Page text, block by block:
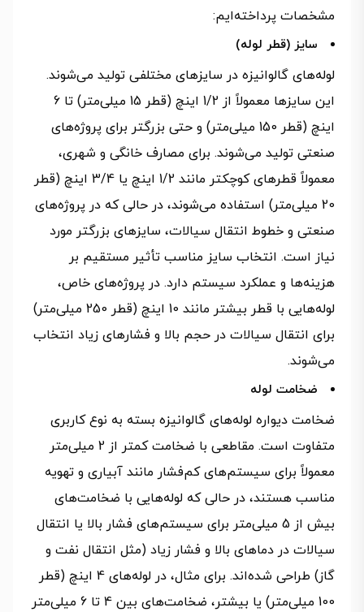
مشخصات پرداخته‌ایم:
سایز (قطر لوله)
لوله‌های گالوانیزه در سایزهای مختلفی تولید می‌شوند.
این سایزها معمولاً از 1/2 اینچ (قطر 15 میلی‌متر) تا 6
اینچ (قطر 150 میلی‌متر) و حتی بزرگتر برای پروژه‌های
صنعتی تولید می‌شوند. برای مصارف خانگی و شهری،
معمولاً قطرهای کوچکتر مانند 1/2 اینچ یا 3/4 اینچ (قطر
20 میلی‌متر) استفاده می‌شوند، در حالی که در پروژه‌های
صنعتی و خطوط انتقال سیالات، سایزهای بزرگتر مورد
نیاز است. انتخاب سایز مناسب تأثیر مستقیم بر
هزینه‌ها و عملکرد سیستم دارد. در پروژه‌های خاص،
لوله‌هایی با قطر بیشتر مانند 10 اینچ (قطر 250 میلی‌متر)
برای انتقال سیالات در حجم بالا و فشارهای زیاد انتخاب
می‌شوند.
ضخامت لوله
ضخامت دیواره لوله‌های گالوانیزه بسته به نوع کاربری
متفاوت است. مقاطعی با ضخامت کمتر از 2 میلی‌متر
معمولاً برای سیستم‌های کم‌فشار مانند آبیاری و تهویه
مناسب هستند، در حالی که لوله‌هایی با ضخامت‌های
بیش از 5 میلی‌متر برای سیستم‌های فشار بالا یا انتقال
سیالات در دماهای بالا و فشار زیاد (مثل انتقال نفت و
گاز) طراحی شده‌اند. برای مثال، در لوله‌های 4 اینچ (قطر
100 میلی‌متر) یا بیشتر، ضخامت‌های بین 4 تا 6 میلی‌متر